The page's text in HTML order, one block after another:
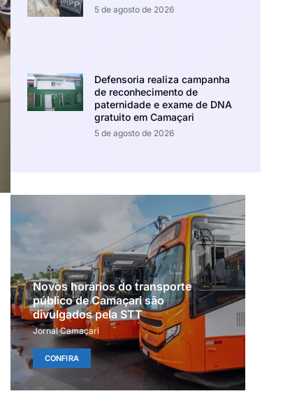
5 de agosto de 2026
Defensoria realiza campanha
de reconhecimento de
paternidade e exame de DNA
gratuito em Camaçari
5 de agosto de 2026
Novos horários do transporte
público de Camaçari são
divulgados pela STT
Jornal Camaçari
CONFIRA